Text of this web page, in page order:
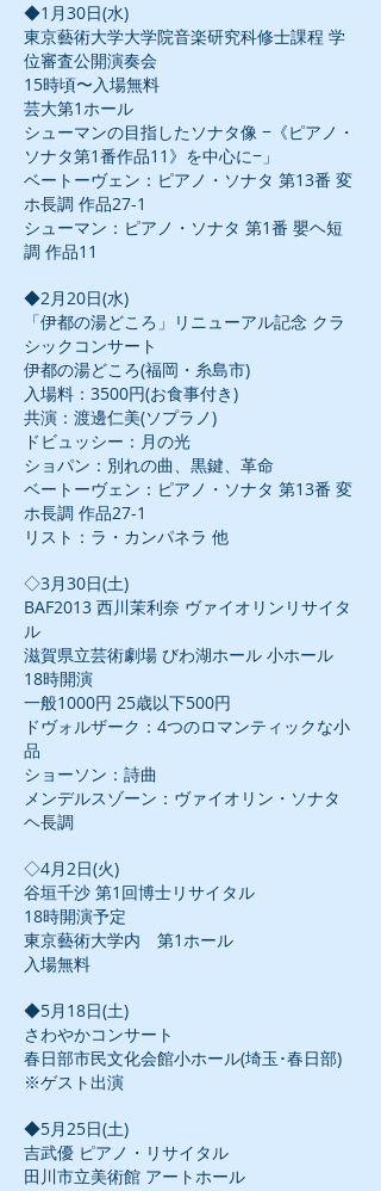
◆1月30日(水)
東京藝術大学大学院音楽研究科修士課程 学
位審査公開演奏会
15時頃〜入場無料
芸大第1ホール
シューマンの目指したソナタ像 −《ピアノ・
ソナタ第1番作品11》を中心に−」
ベートーヴェン：ピアノ・ソナタ 第13番 変
ホ長調 作品27-1
シューマン：ピアノ・ソナタ 第1番 嬰ヘ短
調 作品11
◆2月20日(水)
「伊都の湯どころ」リニューアル記念 クラ
シックコンサート
伊都の湯どころ(福岡・糸島市)
入場料：3500円(お食事付き)
共演：渡邊仁美(ソプラノ)
ドビュッシー：月の光
ショパン：別れの曲、黒鍵、革命
ベートーヴェン：ピアノ・ソナタ 第13番 変
ホ長調 作品27-1
リスト：ラ・カンパネラ 他
◇3月30日(土)
BAF2013 西川茉利奈 ヴァイオリンリサイタ
ル
滋賀県立芸術劇場 びわ湖ホール 小ホール
18時開演
一般1000円 25歳以下500円
ドヴォルザーク：4つのロマンティックな小
品
ショーソン：詩曲
メンデルスゾーン：ヴァイオリン・ソナタ
ヘ長調
◇4月2日(火)
谷垣千沙 第1回博士リサイタル
18時開演予定
東京藝術大学内 第1ホール
入場無料
◆5月18日(土)
さわやかコンサート
春日部市民文化会館小ホール(埼玉･春日部)
※ゲスト出演
◆5月25日(土)
吉武優 ピアノ・リサイタル
田川市立美術館 アートホール